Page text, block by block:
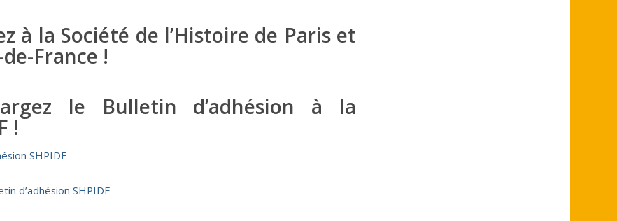
à la Société de l’Histoire de Paris et
de-France !
le Bulletin d’adhésion à la
!
SHPIDF
d’adhésion SHPIDF